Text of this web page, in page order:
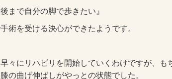
後まで自分の脚で歩きたい』
術を受ける決心ができたようです。
々にリハビリを開始していくわけですが、も
の曲げ伸ばしがやっとの状態でした。